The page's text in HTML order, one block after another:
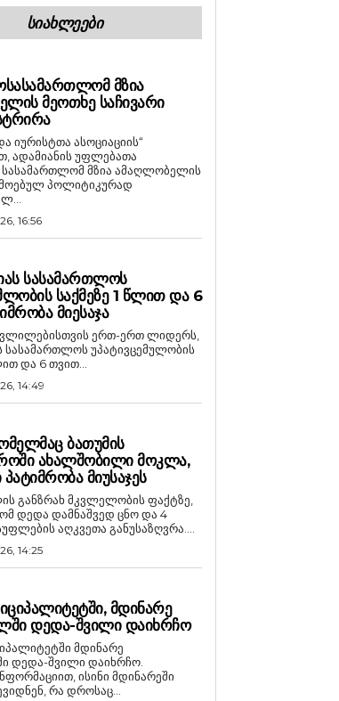
ᲡᲘᲐᲮᲚᲔᲔᲑᲘ
ᲛᲖᲘᲐ
ᲛᲔᲝᲗᲮᲔ ᲡᲐᲩᲘᲕᲐᲠᲘ
იურისტთა ასოციაციის“
ადამიანის უფლებათა
მზია ამაღლობელის
პოლიტიკურად
16:56
ᲡᲐᲡᲐᲛᲐᲠᲗᲚᲝᲡ
ᲡᲐᲥᲛᲔᲖᲔ 1 ᲬᲚᲘᲗ ᲓᲐ 6
ᲛᲘᲔᲡᲐᲯᲐ
ერთ-ერთ ლიდერს,
სასამართლოს უპატივცემულობის
და 6 თვით...
14:49
ᲑᲐᲗᲣᲛᲘᲡ
ᲐᲮᲐᲚᲨᲝᲑᲘᲚᲘ ᲛᲝᲙᲚᲐ,
ᲛᲘᲣᲡᲐᲯᲔᲡ
განზრახ მკვლელობის ფაქტზე,
დედა დამნაშვედ ცნო და 4
აღკვეთა განუსაზღვრა....
14:25
ᲛᲓᲘᲜᲐᲠᲔ
ᲓᲔᲓᲐ-ᲨᲕᲘᲚᲘ ᲓᲐᲘᲮᲠᲩᲝ
მდინარე
დედა-შვილი დაიხრჩო.
ისინი მდინარეში
რა დროსაც...